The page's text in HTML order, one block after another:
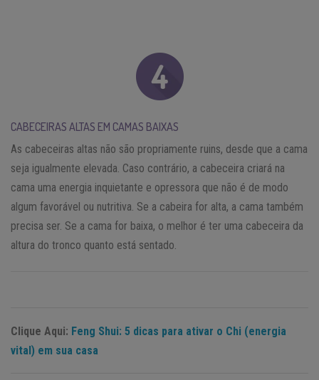
CABECEIRAS ALTAS EM CAMAS BAIXAS
As cabeceiras altas não são propriamente ruins, desde que a cama
seja igualmente elevada. Caso contrário, a cabeceira criará na
cama uma energia inquietante e opressora que não é de modo
algum favorável ou nutritiva. Se a cabeira for alta, a cama também
precisa ser. Se a cama for baixa, o melhor é ter uma cabeceira da
altura do tronco quanto está sentado.
Clique Aqui: Feng Shui: 5 dicas para ativar o Chi (energia
vital) em sua casa